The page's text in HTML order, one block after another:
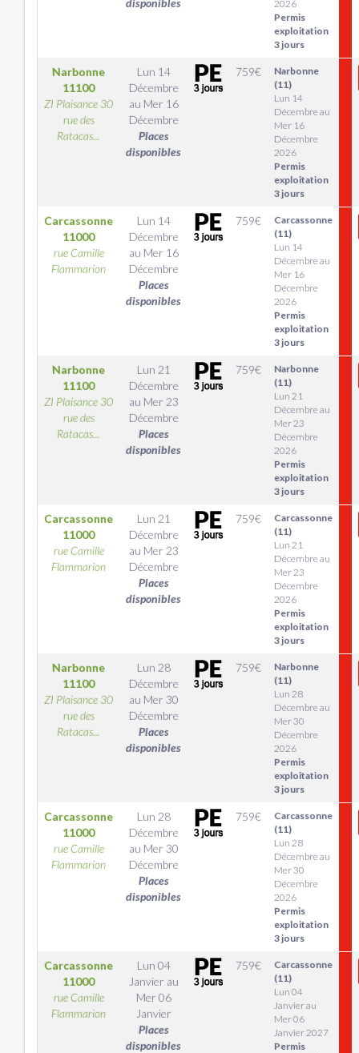
disponibles
2026
Permis
exploitation
3 jours
Narbonne
11100
ZI Plaisance 30
rue des
Ratacas...
Lun 14
Décembre
au Mer 16
Décembre
Places
disponibles
759€
Narbonne
(11)
Lun 14
Décembre au
Mer 16
Décembre
2026
Permis
exploitation
3 jours
Carcassonne
11000
rue Camille
Flammarion
Lun 14
Décembre
au Mer 16
Décembre
Places
disponibles
759€
Carcassonne
(11)
Lun 14
Décembre au
Mer 16
Décembre
2026
Permis
exploitation
3 jours
Narbonne
11100
ZI Plaisance 30
rue des
Ratacas...
Lun 21
Décembre
au Mer 23
Décembre
Places
disponibles
759€
Narbonne
(11)
Lun 21
Décembre au
Mer 23
Décembre
2026
Permis
exploitation
3 jours
Carcassonne
11000
rue Camille
Flammarion
Lun 21
Décembre
au Mer 23
Décembre
Places
disponibles
759€
Carcassonne
(11)
Lun 21
Décembre au
Mer 23
Décembre
2026
Permis
exploitation
3 jours
Narbonne
11100
ZI Plaisance 30
rue des
Ratacas...
Lun 28
Décembre
au Mer 30
Décembre
Places
disponibles
759€
Narbonne
(11)
Lun 28
Décembre au
Mer 30
Décembre
2026
Permis
exploitation
3 jours
Carcassonne
11000
rue Camille
Flammarion
Lun 28
Décembre
au Mer 30
Décembre
Places
disponibles
759€
Carcassonne
(11)
Lun 28
Décembre au
Mer 30
Décembre
2026
Permis
exploitation
3 jours
Carcassonne
11000
rue Camille
Flammarion
Lun 04
Janvier au
Mer 06
Janvier
Places
disponibles
759€
Carcassonne
(11)
Lun 04
Janvier au
Mer 06
Janvier 2027
Permis